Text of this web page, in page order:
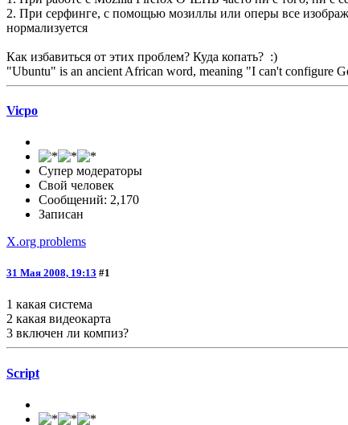
2. При серфинге, с помощью мозиллы или оперы все
нормализуется
Как избавиться от этих проблем? Куда копать? :)
"Ubuntu" is an ancient African word, meaning "I can't
Vicpo
Супер модераторы
Свой человек
Сообщений: 2,170
Записан
X.org problems
31 Мая 2008, 19:13 #1
1 какая система
2 какая видеокарта
3 включен ли компиз?
Script